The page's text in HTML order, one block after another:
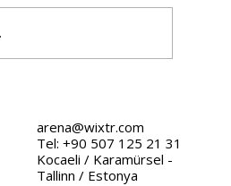
arena@wixtr.com
Tel: +90 507 125 21 31
Kocaeli / Karamürsel -
Tallinn / Estonya
Stratejik Yaklaşımlar